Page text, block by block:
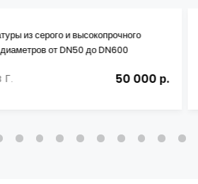
из серого и высокопрочного
от DN50 до DN600
Г. 50 000 р.